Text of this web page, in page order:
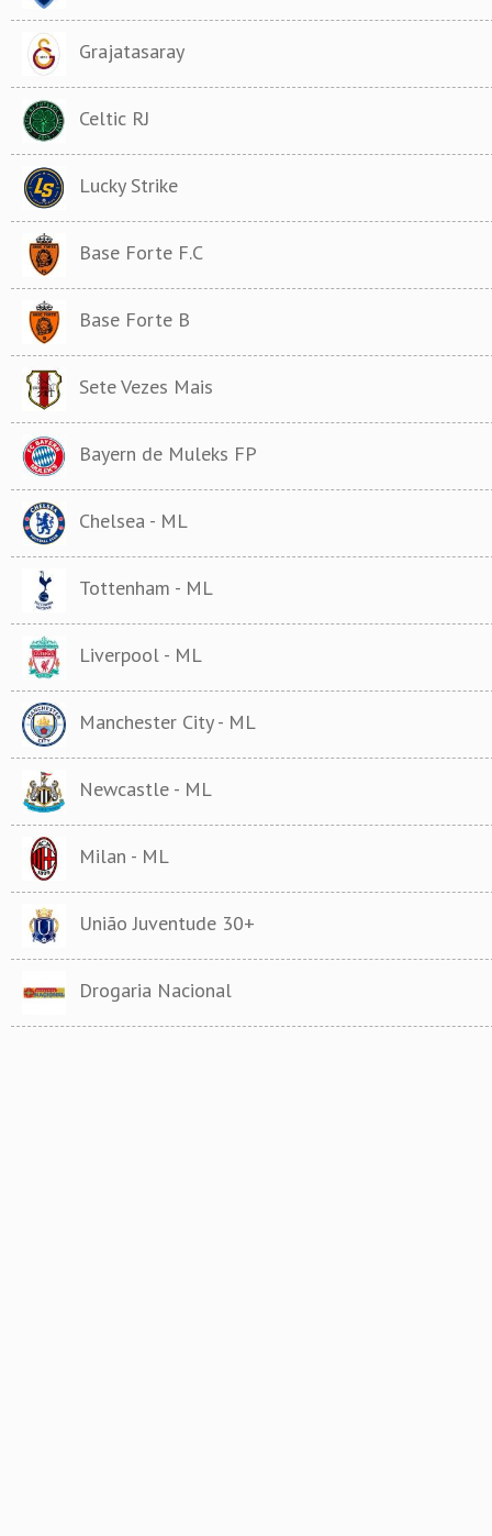
Grajatasaray
Celtic RJ
Lucky Strike
Base Forte F.C
Base Forte B
Sete Vezes Mais
Bayern de Muleks FP
Chelsea - ML
Tottenham - ML
Liverpool - ML
Manchester City - ML
Newcastle - ML
Milan - ML
União Juventude 30+
Drogaria Nacional